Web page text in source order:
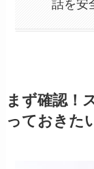
話を安
まず確認！
っておきた